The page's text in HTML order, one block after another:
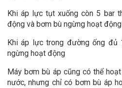
Khi áp lực tụt xuống còn 5 bar
động và bơm bù ngừng hoạt động
Khi áp lực trong đường ống đủ
ngừng hoạt động
Máy bơm bù áp cũng có thể
nước, nhưng chỉ có bơm bù áp